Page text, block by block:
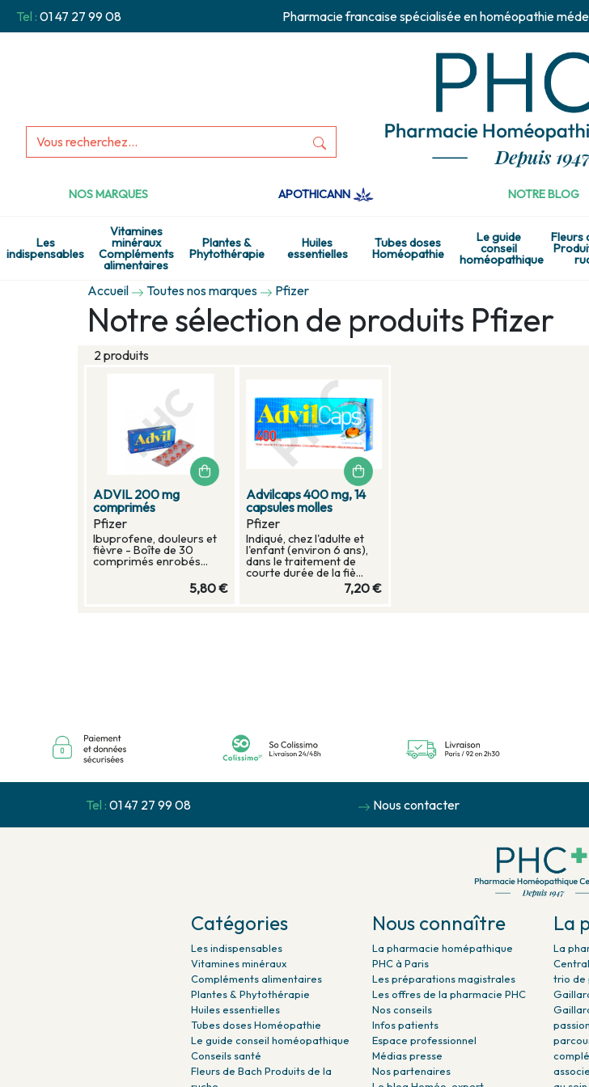
Tel : 01 47 27 99 08 Pharmacie francaise spécialisée en homéopathie
NOS MARQUES APOTHICANN NOTRE BLOG
Les
indispensables
Vitamines
minéraux
Compléments
alimentaires
Plantes &
Phytothérapie
Huiles
essentielles
Tubes doses
Homéopathie
Le guide
conseil
homéopathique
Fleurs
Accueil Toutes nos marques Pfizer
Notre sélection de produits Pfizer
2 produits
ADVIL 200 mg
comprimés
Pfizer
Ibuprofene, douleurs et
fièvre - Boîte de 30
comprimés enrobés...
5,80 €
Advilcaps 400 mg, 14
capsules molles
Pfizer
Indiqué, chez l'adulte et
l'enfant (environ 6 ans),
dans le traitement de
courte durée de la fiè...
7,20 €
Tel : 01 47 27 99 08 Nous contacter
Catégories
Les indispensables
Vitamines minéraux
Compléments alimentaires
Plantes & Phytothérapie
Huiles essentielles
Tubes doses Homéopathie
Le guide conseil homéopathique
Conseils santé
Fleurs de Bach Produits de la
Nous connaître
La pharmacie homépathique
PHC à Paris
Les préparations magistrales
Les offres de la pharmacie PHC
Nos conseils
Infos patients
Espace professionnel
Médias presse
Nos partenaires
La
La
trio de